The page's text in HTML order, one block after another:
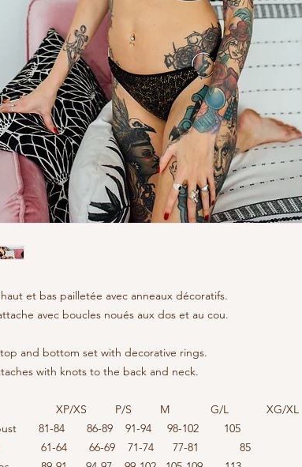
et bas pailletée avec anneaux décoratifs.
avec boucles noués aux dos et au cou.
and bottom set with decorative rings.
with knots to the back and neck.
XS P/S M G/L XG/XL
bust 81-84 86-89 91-94 98-102 105
61-64 66-69 71-74 77-81 85